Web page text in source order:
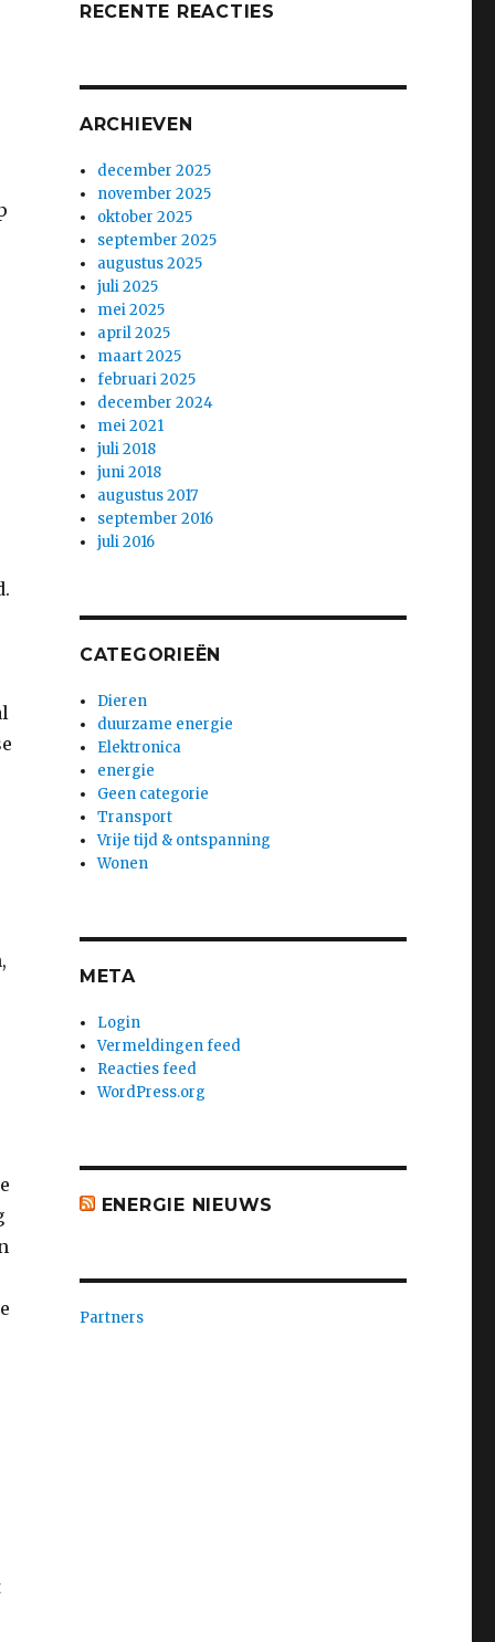
RECENTE REACTIES
ARCHIEVEN
december 2025
november 2025
oktober 2025
september 2025
augustus 2025
juli 2025
mei 2025
april 2025
maart 2025
februari 2025
december 2024
mei 2021
juli 2018
juni 2018
augustus 2017
september 2016
juli 2016
CATEGORIEËN
Dieren
duurzame energie
Elektronica
energie
Geen categorie
Transport
Vrije tijd & ontspanning
Wonen
META
Login
Vermeldingen feed
Reacties feed
WordPress.org
ENERGIE NIEUWS
Partners